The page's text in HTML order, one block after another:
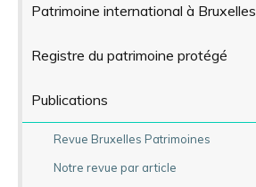
Patrimoine international à Bruxelles
Registre du patrimoine protégé
Publications
Revue Bruxelles Patrimoines
Notre revue par article